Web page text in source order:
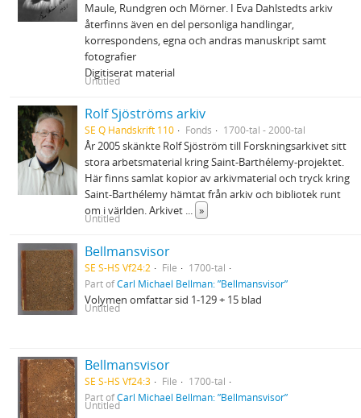
Maule, Rundgren och Mörner. I Eva Dahlstedts arkiv
återfinns även en del personliga handlingar,
korrespondens, egna och andras manuskript samt
fotografier
Digitiserat material
Untitled
Rolf Sjöströms arkiv
SE Q Handskrift 110 Fonds 1700-tal - 2000-tal
År 2005 skänkte Rolf Sjöström till Forskningsarkivet sitt
stora arbetsmaterial kring Saint-Barthélemy-projektet.
Här finns samlat kopior av arkivmaterial och tryck kring
Saint-Barthélemy hämtat från arkiv och bibliotek runt
om i världen. Arkivet ... »
Untitled
Bellmansvisor
SE S-HS Vf24:2 File
1700-tal
Part ofCarl Michael Bellman: ”Bellmansvisor”
Volymen omfattar sid 1-129 + 15 blad
Untitled
Bellmansvisor
SE S-HS Vf24:3 File
1700-tal
Part ofCarl Michael Bellman: ”Bellmansvisor”
Untitled